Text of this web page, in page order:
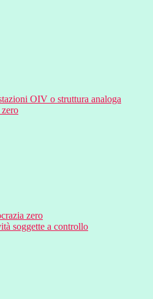
OIV o struttura analoga
zero
soggette a controllo